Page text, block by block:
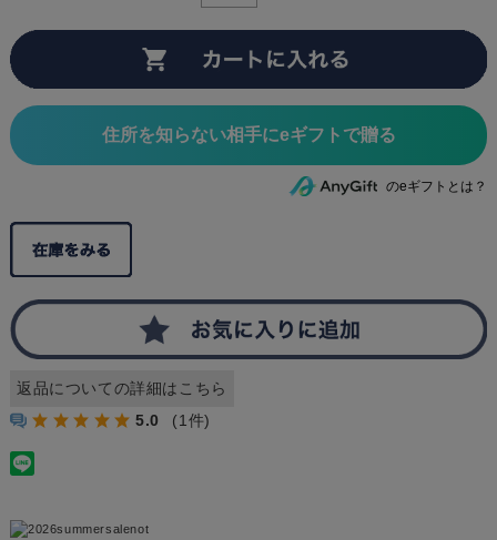
住所を知らない相手にeギフトで贈る
のeギフトとは？
返品についての詳細はこちら
5.0
(1件)